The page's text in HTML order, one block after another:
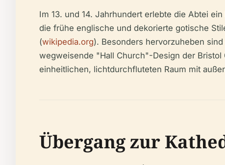
Im 13. und 14. Jahrhundert erlebte die Abtei
die frühe englische und dekorierte gotische
(wikipedia.org). Besonders hervorzuheben
wegweisende "Hall Church"-Design der Bristol
einheitlichen, lichtdurchfluteten Raum mit
Übergang zur